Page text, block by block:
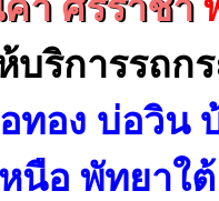
บริการรถก
ทอง บ่อวิน
นือ พัทยาใ